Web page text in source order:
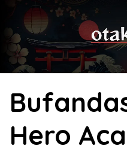
content
Hero